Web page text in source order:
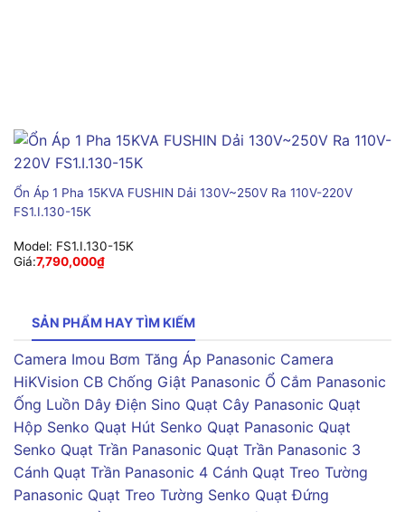
Ổn Áp 1 Pha 15KVA FUSHIN Dải 130V~250V Ra 110V-220V
FS1.I.130-15K
Model: FS1.I.130-15K
Giá:7,790,000₫
SẢN PHẨM HAY TÌM KIẾM
Camera Imou Bơm Tăng Áp Panasonic Camera
HiKVision CB Chống Giật Panasonic Ổ Cắm Panasonic
Ống Luồn Dây Điện Sino Quạt Cây Panasonic Quạt
Hộp Senko Quạt Hút Senko Quạt Panasonic Quạt
Senko Quạt Trần Panasonic Quạt Trần Panasonic 3
Cánh Quạt Trần Panasonic 4 Cánh Quạt Treo Tường
Panasonic Quạt Treo Tường Senko Quạt Đứng